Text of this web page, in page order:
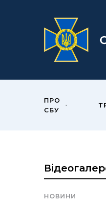
ПРО
СБУ
НОВИНИ